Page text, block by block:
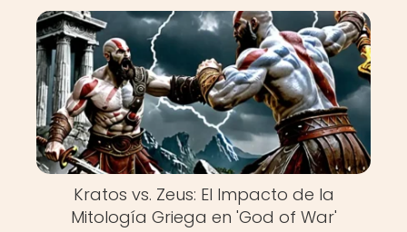
Kratos vs. Zeus: El Impacto de la
Mitología Griega en 'God of War'